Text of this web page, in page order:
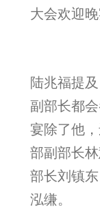
大会欢迎
陆兆福提
副部长都
宴除了他
部副部长
部长刘镇
泓缣。